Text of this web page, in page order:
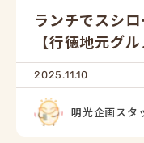
ランチでスシ
【行徳地元グル
2025.11.10
明光企画スタ